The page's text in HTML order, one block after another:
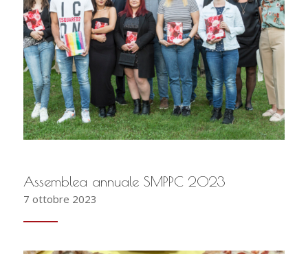
Assemblea annuale SMPPC 2023
7 ottobre 2023